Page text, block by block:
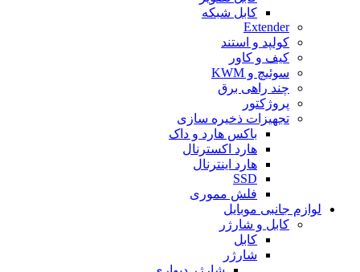
کابل شبکه
Extender
کولپد و استند
کیف و کاور
سوئیچ و KWM
چند راهی برق
پروژکتور
تجهیزات ذخیره سازی
باکس هارد و داک
هارد اکسترنال
هارد اینترنال
SSD
فلش مموری
لوازم جانبی موبایل
کابل و شارژر
کابل
شارژر